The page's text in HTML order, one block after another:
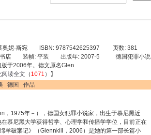
妮·斯宛 ISBN: 9787542625397 页数: 381
书店 装帧: 平装 出版年: 2007-5 德国犯罪小说
于2006年。德文原名Glen
阅读全文 （ 1071 ）】
德国 作品
1975年－），德国女犯罪小说家，出生于慕尼黑近
慕尼黑大学获得哲学、心理学和传播学学位，目前正在
破案记》（Glennkill，2006）是她的第一部长篇小